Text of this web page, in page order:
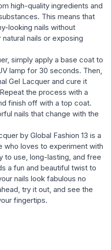
high-quality ingredients and
This means that
looking nails without
nails or exposing
simply apply a base coat to
lamp for 30 seconds. Then,
Gel Lacquer and cure it
the process with a
finish off with a top coat.
nails that change with the
by Global Fashion 13 is a
who loves to experiment with
to use, long-lasting, and free
a fun and beautiful twist to
nails look fabulous no
try it out, and see the
fingertips.